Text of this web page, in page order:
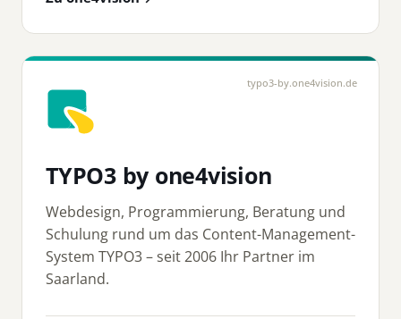
typo3-by.one4vision.de
TYPO3 by one4vision
Webdesign, Programmierung, Beratung und
Schulung rund um das Content-Management-
System TYPO3 – seit 2006 Ihr Partner im
Saarland.